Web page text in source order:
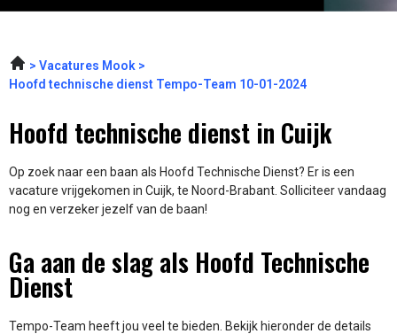
Vacatures Mook
Hoofd technische dienst Tempo-Team 10-01-2024
Hoofd technische dienst in Cuijk
Op zoek naar een baan als Hoofd Technische Dienst? Er is een
vacature vrijgekomen in Cuijk, te Noord-Brabant. Solliciteer vandaag
nog en verzeker jezelf van de baan!
Ga aan de slag als Hoofd Technische
Dienst
Tempo-Team heeft jou veel te bieden. Bekijk hieronder de details